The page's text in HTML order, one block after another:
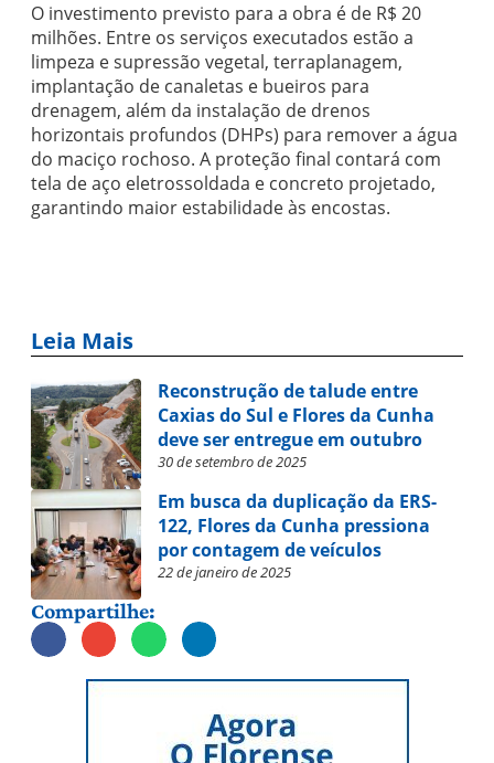
O investimento previsto para a obra é de R$ 20
milhões. Entre os serviços executados estão a
limpeza e supressão vegetal, terraplanagem,
implantação de canaletas e bueiros para
drenagem, além da instalação de drenos
horizontais profundos (DHPs) para remover a água
do maciço rochoso. A proteção final contará com
tela de aço eletrossoldada e concreto projetado,
garantindo maior estabilidade às encostas.
Leia Mais
Reconstrução de talude entre
Caxias do Sul e Flores da Cunha
deve ser entregue em outubro
30 de setembro de 2025
Em busca da duplicação da ERS-
122, Flores da Cunha pressiona
por contagem de veículos
22 de janeiro de 2025
Compartilhe: